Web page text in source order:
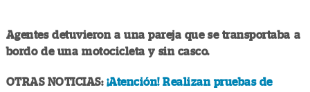
Agentes detuvieron a una pareja que se transportaba a
bordo de una motocicleta y sin casco.
OTRAS NOTICIAS: ¡Atención! Realizan pruebas de